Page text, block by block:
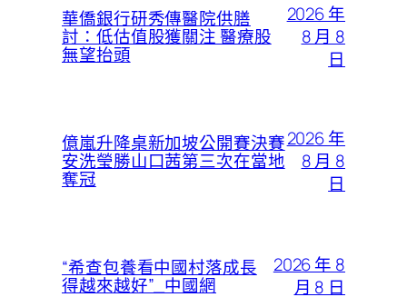
華僑銀行研秀傳醫院供膳
討：低估值股獲關注 醫療股
無望抬頭
2026 年
8 月 8
日
億嵐升降桌新加坡公開賽決賽
安洗瑩勝山口茜第三次在當地
奪冠
2026 年
8 月 8
日
“希查包養看中國村落成長
得越來越好”_中國網
2026 年 8
月 8 日